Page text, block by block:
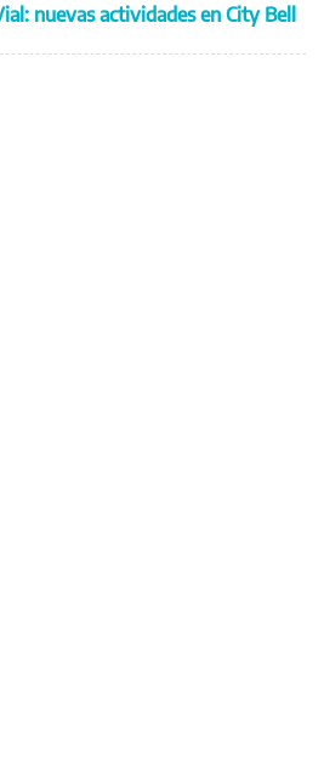
nuevas actividades en City Bell